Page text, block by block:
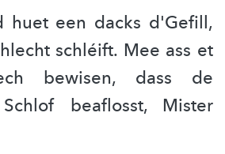
huet een dacks d'Gefill,
schléift. Mee ass et
bewisen, dass de
beaflosst, Mister